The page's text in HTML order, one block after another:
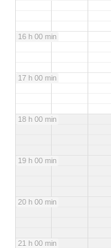
16 h 00 min
17 h 00 min
18 h 00 min
19 h 00 min
20 h 00 min
21 h 00 min